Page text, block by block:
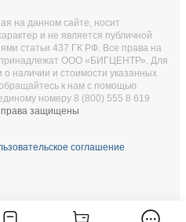
на данном сайте, носит
и не является публичной
статьи 437 ГК РФ. Все права на
ООО «БИГЦЕНТР». Для
наличии и стоимости указанных
к нам с помощью
номеру 8 (800) 555 8 619
права защищены
соглашение